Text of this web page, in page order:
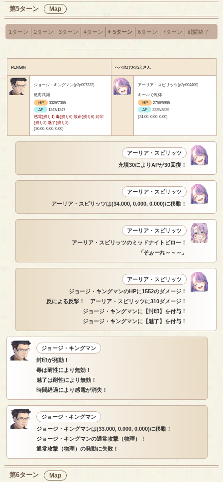
第5ターン Map
1ターン 2ターン 3ターン 4ターン 5ターン 6ターン 7ターン 戦闘終了
PENGIN へべれけおねえさん
ジョージ・キングマン(p3p007332)
絶海武闘
HP
3326/7365
AP
1347/1347
感電(残り1) 毒(残り6) 致命(残り6) 封印
(残り3) 魅了(残り3)
(30.00, 0.00, 0.00)
アーリア・スピリッツ(p3p004400)
キールで乾杯
HP
2756/5985
AP
2339/2839
(31.00, 0.00, 0.00)
アーリア・スピリッツ
充填30によりAPが30回復！
アーリア・スピリッツ
アーリア・スピリッツは(34.000, 0.000, 0.000)に移動！
アーリア・スピリッツ
アーリア・スピリッツのミッドナイトピロー！
「そぉーれ～～～」
アーリア・スピリッツ
ジョージ・キングマンのHPに1552のダメージ！
反による反撃！ アーリア・スピリッツに310ダメージ！
ジョージ・キングマンに【封印】を付与！
ジョージ・キングマンに【魅了】を付与！
ジョージ・キングマン
封印が発動！
毒は耐性により無効！
魅了は耐性により無効！
時間経過により感電が消失！
ジョージ・キングマン
ジョージ・キングマンは(33.000, 0.000, 0.000)に移動！
ジョージ・キングマンの通常攻撃（物理）！
通常攻撃（物理）の発動に失敗！
第6ターン Map